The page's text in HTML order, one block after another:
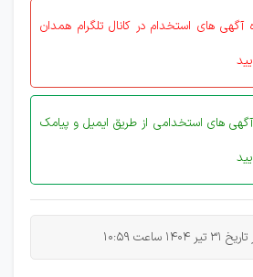
های استخدام در کانال تلگرام همدان
های استخدامی از طریق ایمیل و پیامک
ساعت 10:59